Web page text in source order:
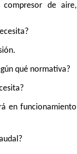
de aire,
qué normativa?
en funcionamiento